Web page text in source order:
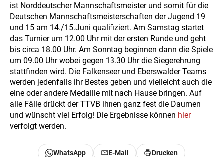
ist Norddeutscher Mannschaftsmeister und somit für die
Deutschen Mannschaftsmeisterschaften der Jugend 19
und 15 am 14./15.Juni qualifiziert. Am Samstag startet
das Turnier um 12.00 Uhr mit der ersten Runde und geht
bis circa 18.00 Uhr. Am Sonntag beginnen dann die Spiele
um 09.00 Uhr wobei gegen 13.30 Uhr die Siegerehrung
stattfinden wird. Die Falkenseer und Eberswalder Teams
werden jedenfalls ihr Bestes geben und vielleicht auch die
eine oder andere Medaille mit nach Hause bringen. Auf
alle Fälle drückt der TTVB ihnen ganz fest die Daumen
und wünscht viel Erfolg! Die Ergebnisse können hier
verfolgt werden.
WhatsApp E-Mail Drucken